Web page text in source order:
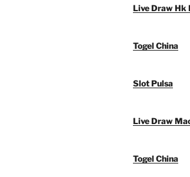
Live Draw Hk
Togel China
Slot Pulsa
Live Draw
Togel China